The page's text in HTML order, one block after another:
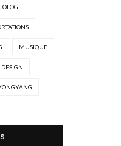
MUSIQUE
DESIGN